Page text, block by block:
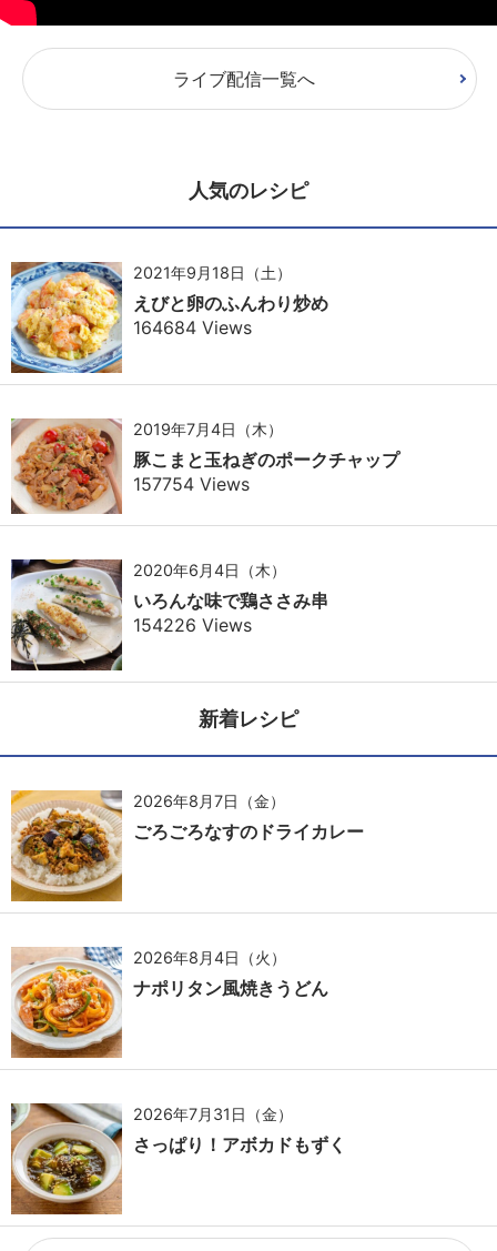
ライブ配信一覧へ
人気のレシピ
2021年9月18日（土）
えびと卵のふんわり炒め
164684 Views
2019年7月4日（木）
豚こまと玉ねぎのポークチャップ
157754 Views
2020年6月4日（木）
いろんな味で鶏ささみ串
154226 Views
新着レシピ
2026年8月7日（金）
ごろごろなすのドライカレー
2026年8月4日（火）
ナポリタン風焼きうどん
2026年7月31日（金）
さっぱり！アボカドもずく